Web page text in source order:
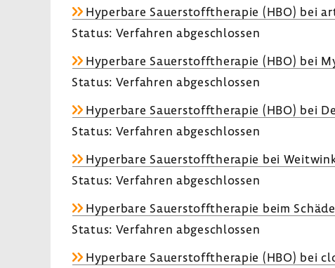
Hyper­bare Sauer­stoff­the­rapie (HBO) bei
Status: Verfahren abge­schlossen
Hyper­bare Sauer­stoff­the­rapie (HBO) bei
Status: Verfahren abge­schlossen
Hyper­bare Sauer­stoff­the­rapie (HBO) bei
Status: Verfahren abge­schlossen
Hyper­bare Sauer­stoff­the­rapie bei
Status: Verfahren abge­schlossen
Hyper­bare Sauer­stoff­the­rapie beim
Status: Verfahren abge­schlossen
Hyper­bare Sauer­stoff­the­rapie (HBO) bei